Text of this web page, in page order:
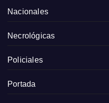
Nacionales
Necrológicas
Policiales
Portada